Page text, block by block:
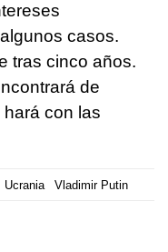
casos.
tras cinco años.
de
hará con las
Ucrania Vladimir Putin